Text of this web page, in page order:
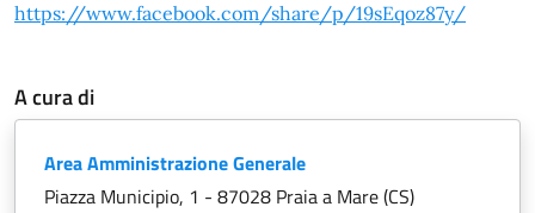
https://www.facebook.com/share/p/19sEqoz87y/
A cura di
Area Amministrazione Generale
Piazza Municipio, 1 - 87028 Praia a Mare (CS)